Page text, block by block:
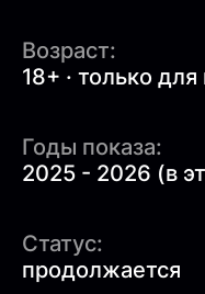
Возраст:
18+ · только
Годы показа:
2025 - 2026 (в
Статус:
продолжается